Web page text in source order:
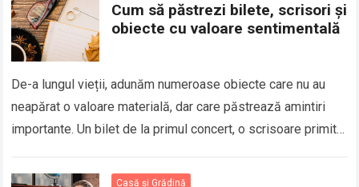
Cum să păstrezi bilete, scrisori și
obiecte cu valoare sentimentală
De-a lungul vieții, adunăm numeroase obiecte care nu au
neapărat o valoare materială, dar care păstrează amintiri
importante. Un bilet de la primul concert, o scrisoare primită
Casă și Grădină